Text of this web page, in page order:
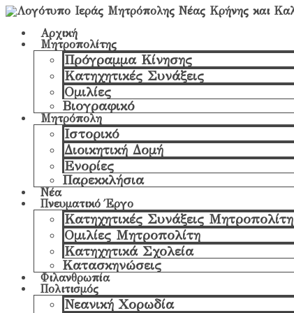
Αρχική
Μητροπολίτης
Πρόγραμμα Κίνησης
Κατηχητικές Συνάξεις
Ομιλίες
Βιογραφικό
Μητρόπολη
Ιστορικό
Διοικητική Δομή
Ενορίες
Παρεκκλήσια
Νέα
Πνευματικό Έργο
Κατηχητικές Συνάξεις Μητροπολίτη
Ομιλίες Μητροπολίτη
Κατηχητικά Σχολεία
Κατασκηνώσεις
Φιλανθρωπία
Πολιτισμός
Νεανική Χορωδία